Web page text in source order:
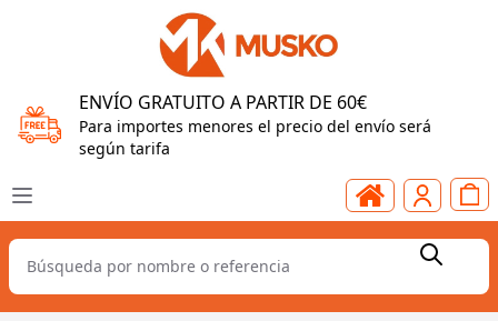
ENVÍO GRATUITO A PARTIR DE 60€
Para importes menores el precio del envío será
según tarifa